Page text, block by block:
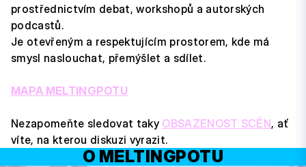
prostřednictvím debat, workshopů a autorských
podcastů.
Je otevřeným a respektujícím prostorem, kde má
smysl naslouchat, přemýšlet a sdílet.
MAPA MELTINGPOTU
Nezapomeňte sledovat taky OBSAZENOST SCÉN, ať
víte, na kterou diskuzi vyrazit.
O MELTINGPOTU